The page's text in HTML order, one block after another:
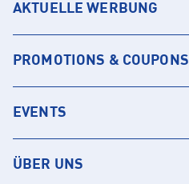
AKTUELLE WERBUNG
PROMOTIONS & COUPONS
EVENTS
ÜBER UNS